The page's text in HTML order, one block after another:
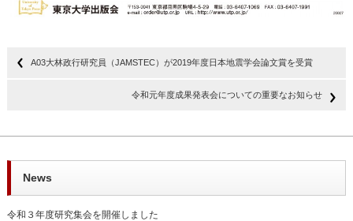
A03大林政行研究員（JAMSTEC）が2019年度日本地震学会論文賞を受賞
令和元年度成果発表会についての重要なお知らせ
News
令和３年度研究集会を開催しました